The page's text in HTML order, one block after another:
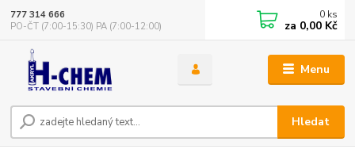
Menu
Hledat
777 314 666
PO-ČT (7:00-15:30) PA (7:00-12:00)
0 ks
za 0,00 Kč